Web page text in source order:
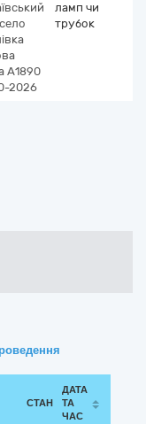
А1890
2026
ламп чи
трубок
СТАН
ДАТА
ТА
ЧАС